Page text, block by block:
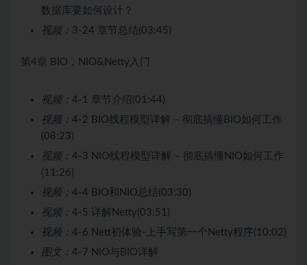
数据库要如何设计？
视频： 3-24 章节总结(03:45)
第4章 BIO，NIO&Netty入门
视频： 4-1 章节介绍(01:44)
视频： 4-2 BIO线程模型详解 – 彻底搞懂BIO如何工作
(08:23)
视频： 4-3 NIO线程模型详解 – 彻底搞懂NIO如何工作
(11:26)
视频： 4-4 BIO和NIO总结(03:30)
视频： 4-5 详解Netty(03:51)
视频： 4-6 Nett初体验-上手写第一个Netty程序(10:02)
图文： 4-7 NIO与BIO详解